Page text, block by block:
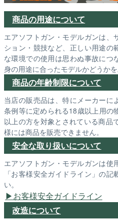
商品の用途について
エアソフトガン・モデルガンは、
ション・競技など、正しい用途の
な環境での使用は思わぬ事故につ
身の用途に合ったモデルかどうか
商品の年齢制限について
当店の販売品は、特にメーカーに
条例等に定められる18歳以上用の
以上の方を対象とされている商品
様には商品を販売できません。
安全な取り扱いについて
エアソフトガン・モデルガンは使
「お客様安全ガイドライン」の
い。
お客様安全ガイドライン
改造について